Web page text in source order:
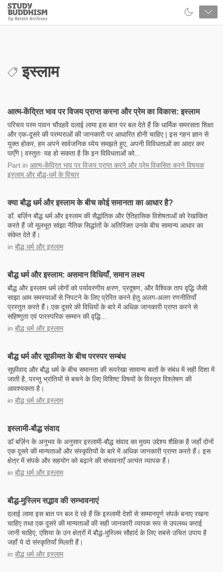
Close
Study
Buddhism
इस्लाम
आत्म-केंद्रित भाव पर विजय प्राप्त करना और प्रेम का विकास: इस्लाम
परिचय परम पावन चौदहवें दलाई लामा इस बात पर बल देते हैं कि धार्मिक समरसता शिक्षा
और एक-दूसरे की परम्पराओं की जानकारी पर आधारित होनी चाहिए | इस गहन ज्ञान से
युक्त होकर, हम अपने सार्वजनिक ध्येय समझते हुए, अपनी विविधताओं का आदर कर
पाएँगे | वस्तुतः यह हो सकता है कि इन विविधताओं को...
Part in आत्म-केंद्रित भाव पर विजय प्राप्त करने और प्रेम विकसित करने विषयक
इस्लाम और बौद्ध-धर्म के विचार
क्या बौद्ध धर्म और इस्लाम के बीच कोई समानता का आधार है?
डॉ. बर्ज़िन बौद्ध धर्म और इस्लाम की सैद्धांतिक और ऐतिहासिक विशेषताओं को रेखांकित
करते हैं जो मूलभूत सांझा नैतिक सिद्धांतों के अतिरिक्त उनके बीच सामान्य आधार का
संकेत देते हैं।
in बौद्ध धर्म और इस्लाम
बौद्ध धर्म और इस्लाम: असमान विधियाँ, समान लक्ष्य
बौद्ध और इस्लाम धर्म लोगों को पर्यावरणीय क्षरण, प्रदूषण, और वैश्विक ताप वृद्धि जैसी
साझा आम समस्याओं से निपटने के लिए प्रेरित करने हेतु अलग-अलग रणनीतियाँ
प्रस्तुत करते हैं। एक दूसरे की विधियों के बारे में अधिक जानकारी प्राप्त करने से
सहिष्णुता एवं पारस्परिक सम्मान की वृद्धि...
in बौद्ध धर्म और इस्लाम
बौद्ध धर्म और सूफीमत के बीच परस्पर सम्बंध
सूफ़ीवाद और बौद्ध धर्म के बीच समानता की रूपरेखा सामान्य बातों के संबंध में सही दिशा में
जाती है, परन्तु भ्रांतियों से बचने के लिए विशिष्ट विषयों के विस्तृत विश्लेषण की
आवश्यकता है।
in बौद्ध धर्म और इस्लाम
इस्लामी-बौद्ध संवाद
डॉ बर्ज़िन के अनुभव के अनुसार इस्लामी-बौद्ध संवाद का मुख्य उद्देश्य शैक्षिक है जहाँ दोनों
एक दूसरे की मान्यताओं और संस्कृतियों के बारे में अधिक जानकारी प्राप्त करते हैं। इस
क्षेत्र में संपर्क और सहयोग को बढ़ाने की संभावनाएँ अत्यंत व्यापक हैं।
in बौद्ध धर्म और इस्लाम
बौद्ध-मुस्लिम सद्भाव की सम्भावनाएं
दलाई लामा इस बात पर बल दे रहे हैं कि इस्लामी देशों से सम्मानपूर्ण संपर्क बनाए रखना
चाहिए तथा एक दूसरे की मान्यताओं की सही जानकारी व्यापक रूप से उपलब्ध कराई
जानी चाहिए, एशिया के उन क्षेत्रों में बौद्ध-मुस्लिम सौहार्द के लिए सबसे उचित उपाय है
जहाँ ये दो संस्कृतियाँ मिलती हैं।
in बौद्ध धर्म और इस्लाम